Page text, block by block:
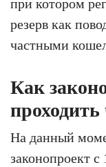
при котором
резерв как
частными
Как
На данный
законопроект